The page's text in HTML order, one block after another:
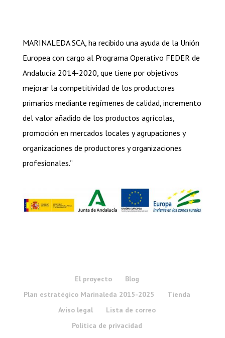
MARINALEDA SCA, ha recibido una ayuda de la Unión
Europea con cargo al Programa Operativo FEDER de
Andalucía 2014-2020, que tiene por objetivos
mejorar la competitividad de los productores
primarios mediante regímenes de calidad, incremento
del valor añadido de los productos agrícolas,
promoción en mercados locales y agrupaciones y
organizaciones de productores y organizaciones
profesionales.”
El proyecto
Blog
Plan estratégico Marinaleda 2015-2025
Tienda
Aviso legal
Lista de correo
Política de privacidad